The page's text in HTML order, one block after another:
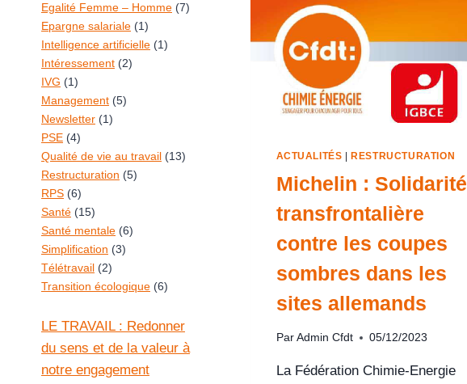
ACTUALITÉS |RESTRUCTURATION
Michelin : Solidarité
transfrontalière
contre les coupes
sombres dans les
sites allemands
Par Admin Cfdt 05/12/2023
La Fédération Chimie-Energie
Egalité Femme – Homme (7)
Epargne salariale (1)
Intelligence artificielle (1)
Intéressement (2)
IVG (1)
Management (5)
Newsletter (1)
PSE (4)
Qualité de vie au travail (13)
Restructuration (5)
RPS (6)
Santé (15)
Santé mentale (6)
Simplification (3)
Télétravail (2)
Transition écologique (6)
LE TRAVAIL : Redonner
du sens et de la valeur à
notre engagement